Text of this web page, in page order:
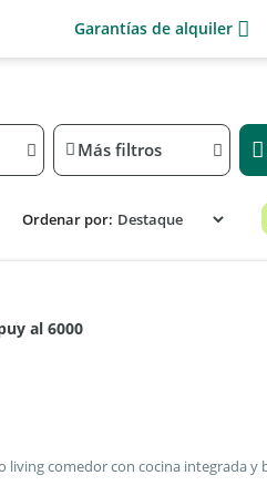
Garantías de alquiler
Más filtros
Ordenar por:
al 6000